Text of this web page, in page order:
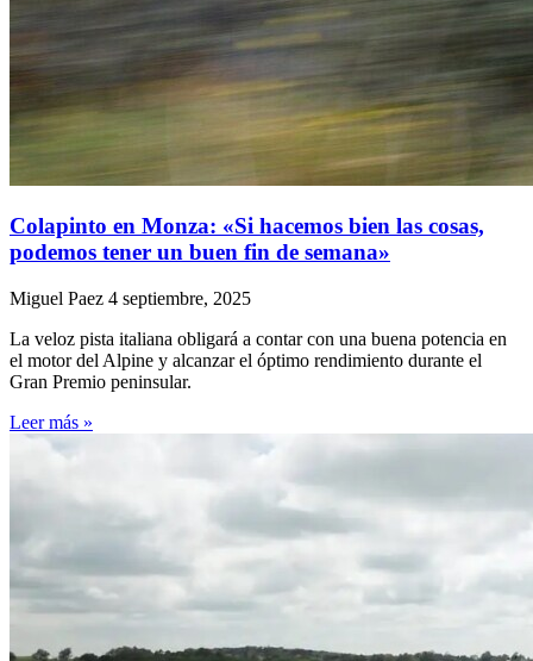
Colapinto en Monza: «Si hacemos bien las cosas,
podemos tener un buen fin de semana»
Miguel Paez 4 septiembre, 2025
La veloz pista italiana obligará a contar con una buena potencia en
el motor del Alpine y alcanzar el óptimo rendimiento durante el
Gran Premio peninsular.
Leer más »